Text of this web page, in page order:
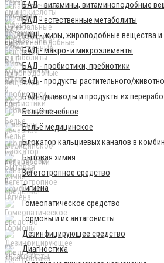
БАД - витамины, витаминоподобные
БАД - естественные метаболиты
БАД - жиры, жироподобные вещества и
БАД - макро- и микроэлементы
БАД - пробиотики, пребиотики
БАД - продукты растительного/
БАД - углеводы и продукты их
Бельё лечебное
Бельё медицинское
Блокатор кальциевых каналов в
Бытовая химия
Вегетотропное средство
Гигиена
Гомеопатическое средство
Гормоны и их антагонисты
Дезинфицирующее средство
Диагностика